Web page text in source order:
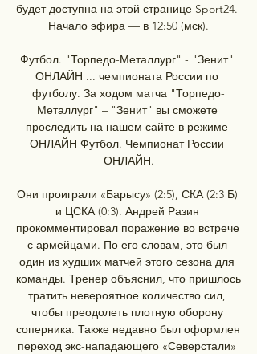
будет доступна на этой странице Sport24.
Начало эфира — в 12:50 (мск).
Футбол. "Торпедо-Металлург" - "Зенит"
ОНЛАЙН ... чемпионата России по
футболу. За ходом матча "Торпедо-
Металлург" – "Зенит" вы сможете
проследить на нашем сайте в режиме
ОНЛАЙН Футбол. Чемпионат России
ОНЛАЙН.
Они проиграли «Барысу» (2:5), СКА (2:3 Б)
и ЦСКА (0:3). Андрей Разин
прокомментировал поражение во встрече
с армейцами. По его словам, это был
один из худших матчей этого сезона для
команды. Тренер объяснил, что пришлось
тратить невероятное количество сил,
чтобы преодолеть плотную оборону
соперника. Также недавно был оформлен
переход экс-нападающего «Северстали»